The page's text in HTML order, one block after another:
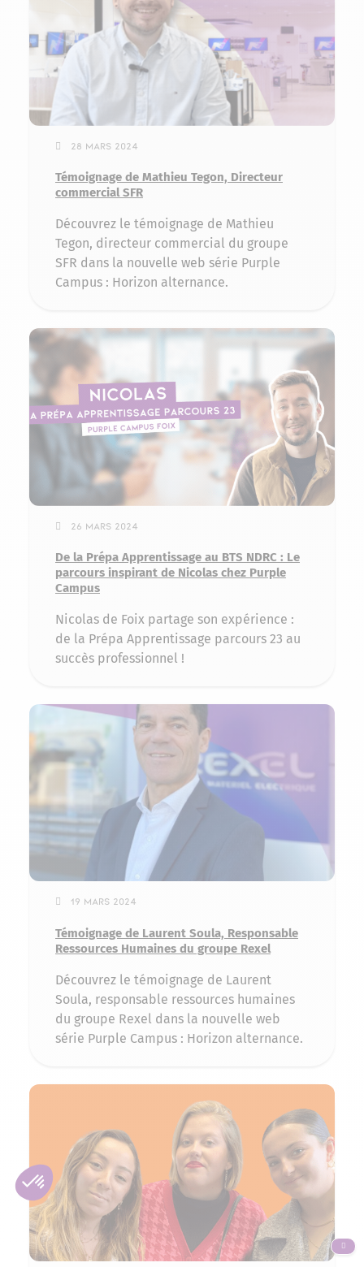
28 mars 2024
Témoignage de Mathieu Tegon, Directeur
commercial SFR
Découvrez le témoignage de Mathieu
Tegon, directeur commercial du groupe
SFR dans la nouvelle web série Purple
Campus : Horizon alternance.
26 mars 2024
De la Prépa Apprentissage au BTS NDRC : Le
parcours inspirant de Nicolas chez Purple
Campus
Nicolas de Foix partage son expérience :
de la Prépa Apprentissage parcours 23 au
succès professionnel !
19 mars 2024
Témoignage de Laurent Soula, Responsable
Ressources Humaines du groupe Rexel
Découvrez le témoignage de Laurent
Soula, responsable ressources humaines
du groupe Rexel dans la nouvelle web
série Purple Campus : Horizon alternance.
ALLER